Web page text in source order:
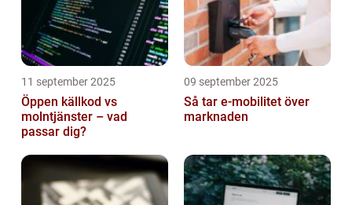
11 september 2025
Öppen källkod vs
molntjänster – vad
passar dig?
09 september 2025
Så tar e-mobilitet över
marknaden